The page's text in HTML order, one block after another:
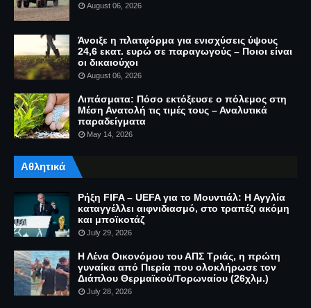
August 06, 2026
Άνοιξε η πλατφόρμα για ενισχύσεις ύψους
24,6 εκατ. ευρώ σε παραγωγούς – Ποιοι είναι
οι δικαιούχοι
August 06, 2026
Λιπάσματα: Πόσο εκτόξευσε ο πόλεμος στη
Μέση Ανατολή τις τιμές τους – Αναλυτικά
παραδείγματα
May 14, 2026
Αθλητικά
Ρήξη FIFA – UEFA για το Μουντιάλ: Η Αγγλία
καταγγέλλει αιφνιδιασμό, στο τραπέζι ακόμη
και μποϊκοτάζ
July 29, 2026
Η Λένα Οικονόμου του ΑΠΣ Τριάς, η πρώτη
γυναίκα από Πιερία που ολοκλήρωσε τον
Διάπλου Θερμαϊκού/Τορωναίου (26χλμ.)
July 28, 2026